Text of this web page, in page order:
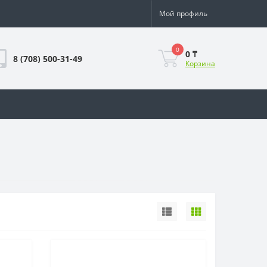
Мой профиль
8 (708) 500-31-49
0 0 ₸
Корзина